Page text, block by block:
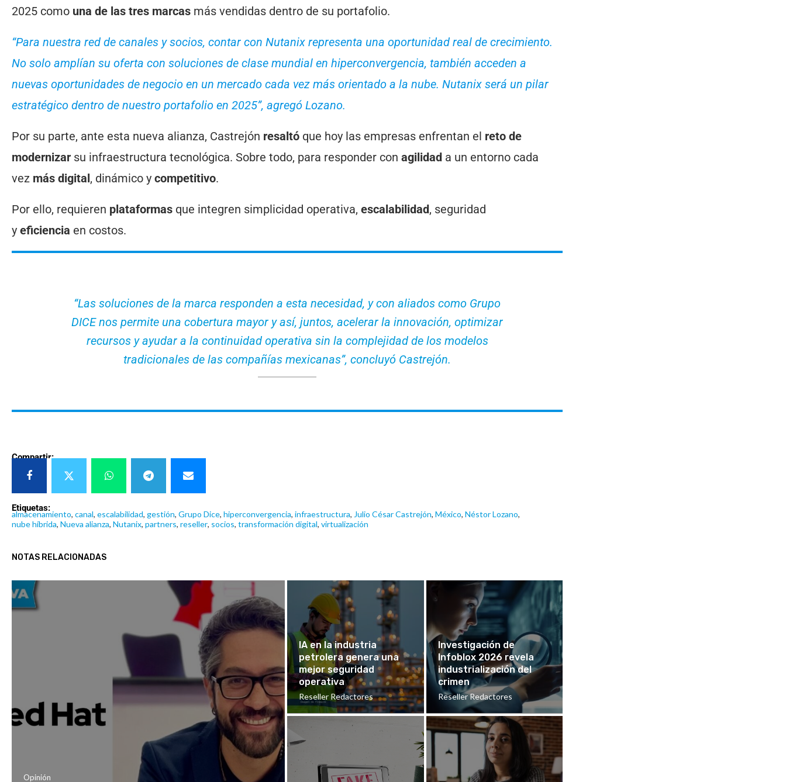
2025 como una de las tres marcas más vendidas dentro de su portafolio.
“Para nuestra red de canales y socios, contar con Nutanix representa una oportunidad real de crecimiento.
No solo amplían su oferta con soluciones de clase mundial en hiperconvergencia, también acceden a
nuevas oportunidades de negocio en un mercado cada vez más orientado a la nube. Nutanix será un pilar
estratégico dentro de nuestro portafolio en 2025”, agregó Lozano.
Por su parte, ante esta nueva alianza, Castrejón resaltó que hoy las empresas enfrentan el reto de
modernizar su infraestructura tecnológica. Sobre todo, para responder con agilidad a un entorno cada
vez más digital, dinámico y competitivo.
Por ello, requieren plataformas que integren simplicidad operativa, escalabilidad, seguridad
y eficiencia en costos.
“Las soluciones de la marca responden a esta necesidad, y con aliados como Grupo
DICE nos permite una cobertura mayor y así, juntos, acelerar la innovación, optimizar
recursos y ayudar a la continuidad operativa sin la complejidad de los modelos
tradicionales de las compañías mexicanas”, concluyó Castrejón.
Compartir:
Etiquetas:
almacenamiento, canal, escalabilidad, gestión, Grupo Dice, hiperconvergencia, infraestructura, Julio César Castrejón, México, Néstor Lozano,
nube híbrida, Nueva alianza, Nutanix, partners, reseller, socios, transformación digital, virtualización
NOTAS RELACIONADAS
Opinión
IA en la industria
petrolera genera una
mejor seguridad
operativa
Reseller Redactores
Investigación de
Infoblox 2026 revela
industrialización del
crimen
Reseller Redactores